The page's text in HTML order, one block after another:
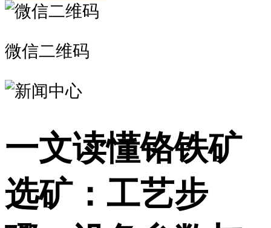
微信二维码
一文读懂铬铁矿
选矿：工艺步